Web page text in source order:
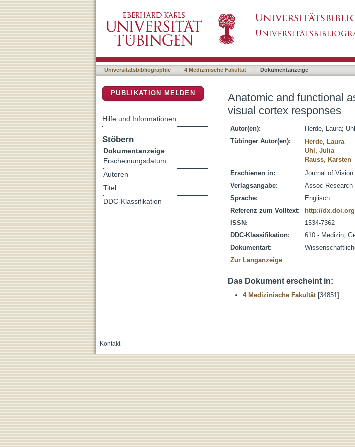
Anatomic and functional asymmetries interactively
Universitätsbibliographie → 4 Medizinische Fakultät → Dokumentanzeige
Anatomic and functional
visual cortex responses
Autor(en): Herde, Laura;
Tübinger Autor(en):
Herde, Laura
Uhl, Julia
Rauss, Karsten
Erschienen in:
Journal of Vision
Verlagsangabe:
Assoc Research
Sprache:
Englisch
Referenz zum Volltext:
http://
ISSN:
1534-7362
DDC-Klassifikation:
610 - Medizin,
Dokumentart:
Zur Langanzeige
Das Dokument erscheint in:
4 Medizinische Fakultät[34851]
PUBLIKATION MELDEN
Hilfe und Informationen
Stöbern
Dokumentanzeige
Erscheinungsdatum
Autoren
Titel
DDC-Klassifikation
Kontakt